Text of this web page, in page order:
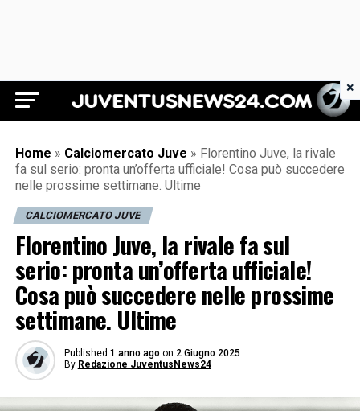
Juventus News 24
Home » Calciomercato Juve » Florentino Juve, la rivale
fa sul serio: pronta un’offerta ufficiale! Cosa può succedere
nelle prossime settimane. Ultime
CALCIOMERCATO JUVE
Florentino Juve, la rivale fa sul
serio: pronta un’offerta ufficiale!
Cosa può succedere nelle prossime
settimane. Ultime
Published 1 anno ago on 2 Giugno 2025
By Redazione JuventusNews24
×